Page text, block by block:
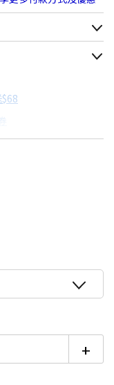
為主
配合銀行/業者
高回饋25%
+